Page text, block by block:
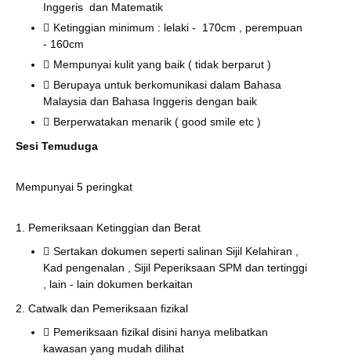
Inggeris dan Matematik
Ketinggian minimum : lelaki - 170cm , perempuan
- 160cm
Mempunyai kulit yang baik ( tidak berparut )
Berupaya untuk berkomunikasi dalam Bahasa
Malaysia dan Bahasa Inggeris dengan baik
Berperwatakan menarik ( good smile etc )
Sesi Temuduga
Mempunyai 5 peringkat
1. Pemeriksaan Ketinggian dan Berat
Sertakan dokumen seperti salinan Sijil Kelahiran ,
Kad pengenalan , Sijil Peperiksaan SPM dan tertinggi
, lain - lain dokumen berkaitan
2. Catwalk dan Pemeriksaan fizikal
Pemeriksaan fizikal disini hanya melibatkan
kawasan yang mudah dilihat